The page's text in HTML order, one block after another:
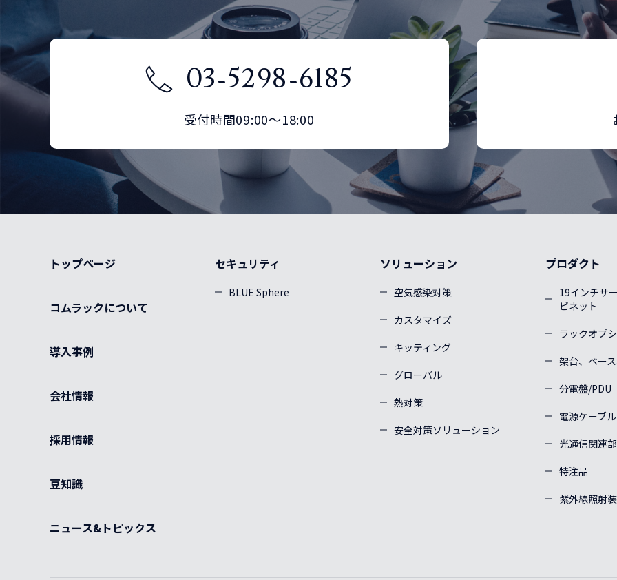
03-5298-6185
受付時間09:00～18:00
トップページ
コムラックについて
導入事例
会社情報
採用情報
豆知識
ニュース&トピックス
セキュリティ
BLUE Sphere
ソリューション
空気感染対策
カスタマイズ
キッティング
グローバル
熱対策
安全対策ソリューション
プロダクト
19インチサ
ビネット
ラックオプ
架台、ベー
分電盤/PDU
電源ケーブル
光通信関連
特注品
紫外線照射